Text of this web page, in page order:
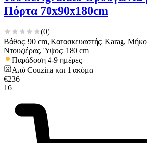
Πόρτα 70x90x180cm
(0)
Βάθος: 90 cm, Κατασκευαστής: Karag,
Ντουζιέρας, Ύψος: 180 cm
Παράδοση 4-9 ημέρες
Από Couzina και 1 ακόμα
€236
16